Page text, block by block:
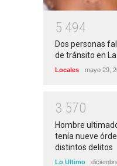
5 494
Dos personas
de tránsito en
Locales mayo 29,
3 570
Hombre
tenía nueve
distintos delitos
Lo Ultimo